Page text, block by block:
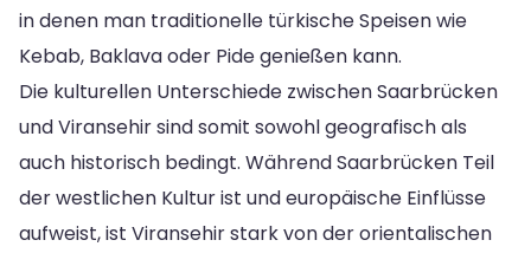
in denen man traditionelle türkische Speisen wie
Kebab, Baklava oder Pide genießen kann.
Die kulturellen Unterschiede zwischen Saarbrücken
und Viransehir sind somit sowohl geografisch als
auch historisch bedingt. Während Saarbrücken Teil
der westlichen Kultur ist und europäische Einflüsse
aufweist, ist Viransehir stark von der orientalischen